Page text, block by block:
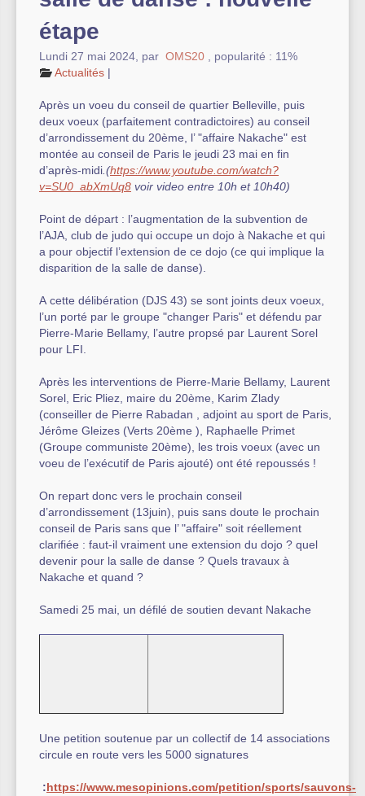
Autre équipement sportif
Actualités des associations
étape
Lundi 27 mai 2024 par OMS20
popularité : 11%
Actualités |
Après un voeu du conseil de quartier Belleville, puis
deux voeux (parfaitement contradictoires) au conseil
d’arrondissement du 20ème, l’ "affaire Nakache" est
montée au conseil de Paris le jeudi 23 mai en fin
d’après-midi .(https://www.youtube.com/watch?
v=SU0_abXmUq8 voir video entre 10h et 10h40)
Point de départ : l’augmentation de la subvention de
l’AJA, club de judo qui occupe un dojo à Nakache et qui
a pour objectif l’extension de ce dojo (ce qui implique la
disparition de la salle de danse).
A cette délibération (DJS 43) se sont joints deux voeux,
l’un porté par le groupe "changer Paris" et défendu par
Pierre-Marie Bellamy, l’autre propsé par Laurent Sorel
pour LFI.
Après les interventions de Pierre-Marie Bellamy, Laurent
Sorel, Eric Pliez, maire du 20ème, Karim Zlady
(conseiller de Pierre Rabadan , adjoint au sport de Paris,
Jérôme Gleizes (Verts 20ème ), Raphaelle Primet
(Groupe communiste 20ème), les trois voeux (avec un
voeu de l’exécutif de Paris ajouté) ont été repoussés !
On repart donc vers le prochain conseil
d’arrondissement (13juin), puis sans doute le prochain
conseil de Paris sans que l’ "affaire" soit réellement
clarifiée : faut-il vraiment une extension du dojo ? quel
devenir pour la salle de danse ? Quels travaux à
Nakache et quand ?
Samedi 25 mai, un défilé de soutien devant Nakache
Une petition soutenue par un collectif de 14 associations
circule en route vers les 5000 signatures
:https://www.mesopinions.com/petition/sports/sauvons-